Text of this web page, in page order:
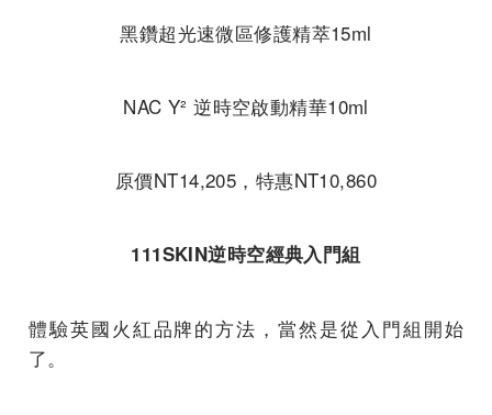
黑鑽超光速微區修護精萃15ml
NAC Y² 逆時空啟動精華10ml
原價NT14,205，特惠NT10,860
111SKIN逆時空經典入門組
體驗英國火紅品牌的方法，當然是從入門組開始
了。